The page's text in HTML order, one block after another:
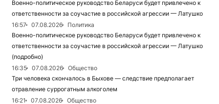
Военно-политическое руководство Беларуси будет привлечено к
ответственности за соучастие в российской агрессии — Латушко
16:57
07.08.2026
Политика
Военно-политическое руководство Беларуси будет привлечено к
ответственности за соучастие в российской агрессии — Латушко
(подробно)
16:35
07.08.2026
Общество
Три человека скончалось в Быхове — следствие предполагает
отравление суррогатным алкоголем
16:21
07.08.2026
Общество